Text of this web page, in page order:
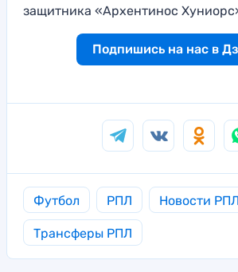
защитника «Архентинос
Подпишись на нас в
Футбол РПЛ Новости РПЛ
Трансферы РПЛ